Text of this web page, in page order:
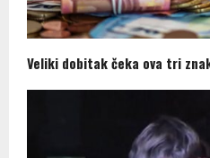
Veliki dobitak čeka ova tri